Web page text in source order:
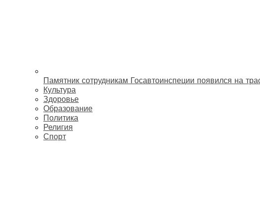
Памятник сотрудникам Госавтоинспеции появился на
Культура
Здоровье
Образование
Политика
Религия
Спорт